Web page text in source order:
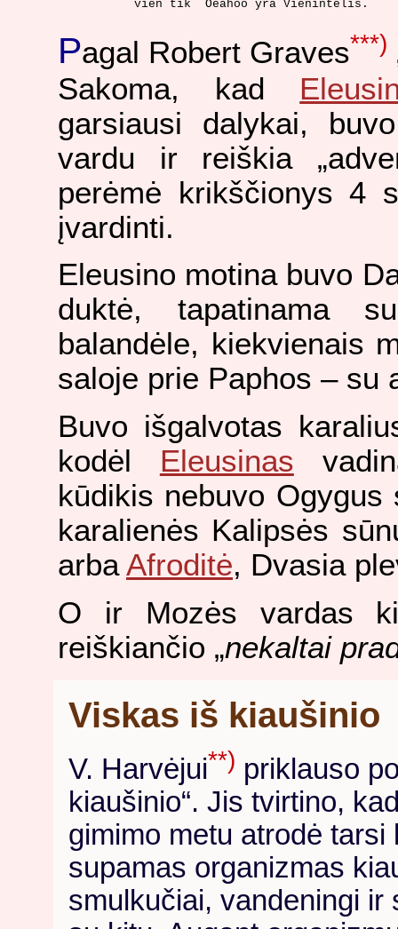
Pagal Robert Graves***)
Sakoma, kad
garsiausi dalykai,
vardu ir reiškia
perėmė krikščionys 4
įvardinti.
Eleusino motina buvo
duktė, tapatinama
balandėle, kiekvienais
saloje prie Paphos – su
Buvo išgalvotas
kodėl Eleusinas
kūdikis nebuvo
karalienės Kalipsės
arbaAfroditė, Dvasia
O ir Mozės vardas
reiškiančio „nekaltai
Viskas iš kiaušinio
V. Harvėjui**) priklauso
kiaušinio“. Jis tvirtino,
gimimo metu atrodė
supamas organizmas
smulkučiai, vandeningi